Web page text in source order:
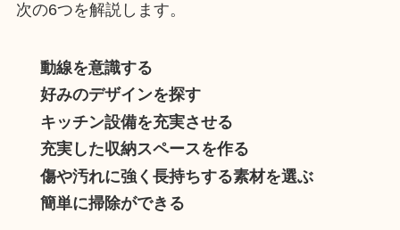
次の6つを解説します。
動線を意識する
好みのデザインを探す
キッチン設備を充実させる
充実した収納スペースを作る
傷や汚れに強く長持ちする素材を選ぶ
簡単に掃除ができる